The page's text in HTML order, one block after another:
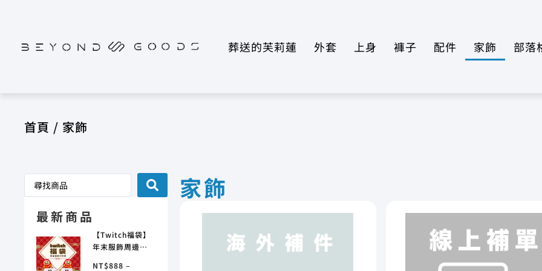
葬送的芙莉蓮 外套 上身 褲子 配件 家飾 部落
首頁 / 家飾
最新商品
【Twitch福袋】
年末服飾周邊大
NT$888 –
家飾